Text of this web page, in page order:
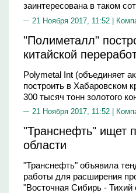
заинтересована в таком
21 Ноября 2017, 11:52 |
"Полиметалл"
китайской
Polymetal Int (объединяет
построить в Хабаровском
300 тысяч тонн золотого
21 Ноября 2017, 11:52 |
"Транснефть" ищет
области
"Транснефть" объявила
работы для расширения
"Восточная Сибирь - Тихий